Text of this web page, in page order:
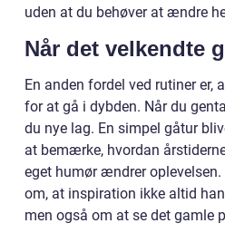
uden at du behøver at ændre
Når det velkendte
En anden fordel ved rutiner er,
for at gå i dybden. Når du
du nye lag. En simpel gåtur
at bemærke, hvordan
eget humør ændrer
om, at inspiration ikke altid
men også om at se det gamle